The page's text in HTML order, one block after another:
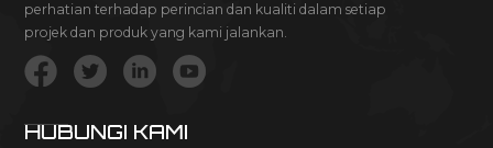
perhatian terhadap perincian dan kualiti dalam setiap
projek dan produk yang kami jalankan.
HUBUNGI KAMI